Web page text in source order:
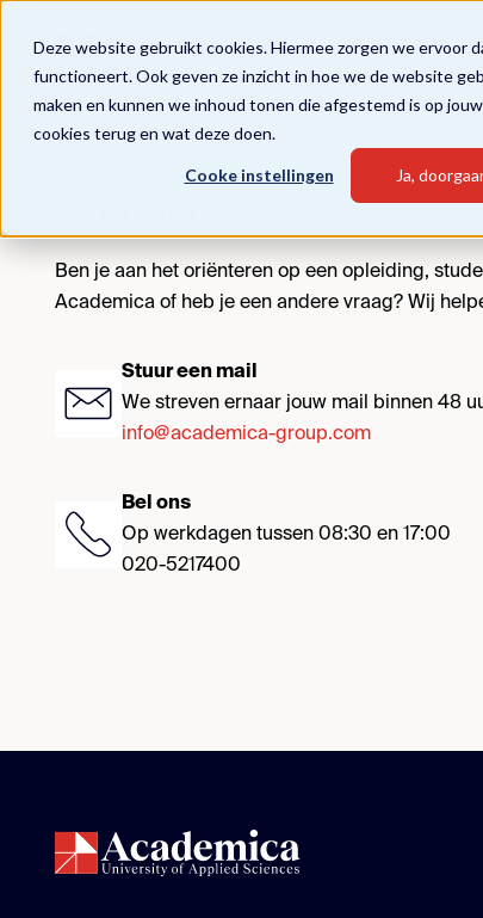
Deze website gebruikt cookies. Hiermee zorgen we ervoor
functioneert. Ook geven ze inzicht in hoe we de website
maken en kunnen we inhoud tonen die afgestemd is op
cookies terug en wat deze doen.
Cooke instellingen Ja,
Ben je aan het oriënteren op een opleiding,
Academica of heb je een andere vraag? Wij
Stuur een mail
We streven ernaar jouw mail binnen 48
info@academica-group.com
Bel ons
Op werkdagen tussen 08:30 en 17:00
020-5217400